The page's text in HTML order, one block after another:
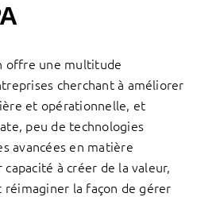
offre une multitude
cherchant à améliorer
et opérationnelle, et
peu de technologies
avancées en matière
à créer de la valeur,
la façon de gérer